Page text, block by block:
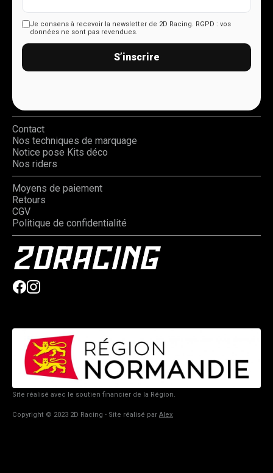
Je consens à recevoir la newsletter de 2D Racing. RGPD : vos
données ne sont pas revendues.
S’inscrire
Contact
Nos techniques de marquage
Notice pose Kits déco
Nos riders
Moyens de paiement
Retours
CGV
Politique de confidentialité
Site réalisé avec le soutien financier de la Région.
Copyright © 2023 2D Racing - Site réalisé par Alex